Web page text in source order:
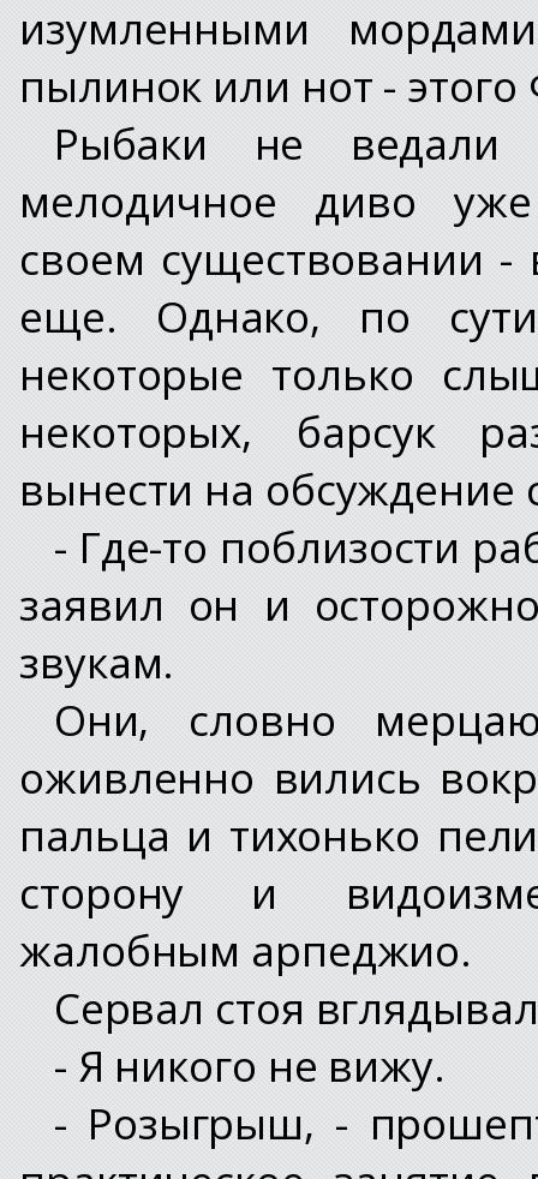
изумленными
пылинок или нот -
Рыбаки не
мелодичное диво
своем существовании
еще. Однако, по
некоторые только
некоторых, барсук
вынести на обсуждение
- Где-то поблизости
заявил он и
звукам.
Они, словно
оживленно вились
пальца и тихонько
сторону и
жалобным арпеджио.
Сервал стоя
- Я никого не вижу.
- Розыгрыш, -